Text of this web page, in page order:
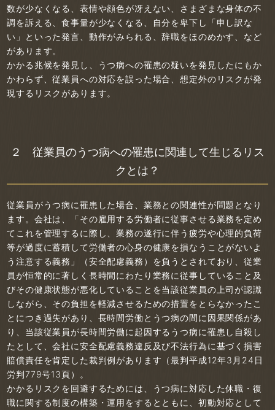
数が少なくなる、表情や顔色が冴えない、さまざまな身体の不
調を訴える、食事量が少なくなる、自分を卑下し「申し訳な
い」といった発言、動作がみられる、辞職をほのめかす、など
があります。
かかる兆候を発見し、うつ病への罹患の疑いを発見したにもか
かわらず、従業員への対応を誤った場合、想定外のリスクが発
現するリスクがあります。
２ 従業員のうつ病への罹患に関連して生じるリス
クとは？
従業員がうつ病に罹患した場合、業務との関連性が問題となり
ます。会社は、「その雇用する労働者に従事させる業務を定め
てこれを管理するに際し、業務の遂行に伴う疲労や心理的負荷
等が過度に蓄積して労働者の心身の健康を損なうことがないよ
う注意する義務」（安全配慮義務）を負うとされており、従業
員が恒常的に著しく長時間にわたり業務に従事していること及
びその健康状態が悪化していることを当該従業員の上司が認識
しながら、その負担を軽減させるための措置をとらなかったこ
とにつき過失があり、長時間労働とうつ病の間に因果関係があ
り、当該従業員が長時間労働に起因するうつ病に罹患し自殺し
たとして、会社に安全配慮義務違反及び不法行為に基づく損害
賠償責任を肯定した裁判例があります（最判平成12年3月24日
労判779号13頁）。
かかるリスクを回避するためには、うつ病に対応した休職・復
職に関する制度の構築・運用をするとともに、初動対応として